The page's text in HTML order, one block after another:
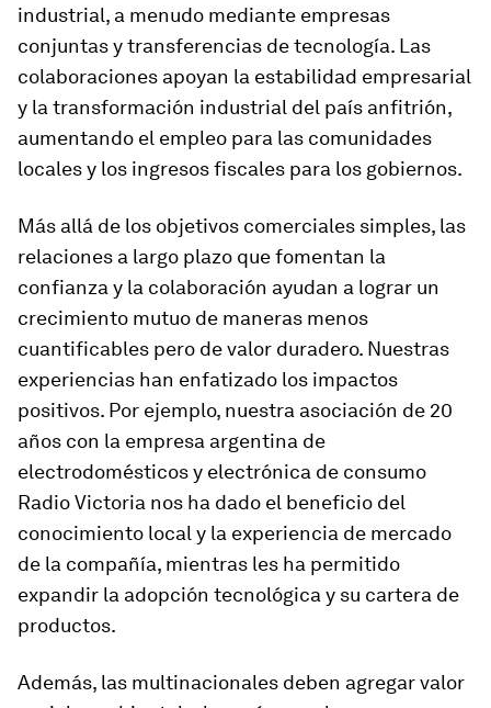
industrial, a menudo mediante empresas
conjuntas y transferencias de tecnología. Las
colaboraciones apoyan la estabilidad empresarial
y la transformación industrial del país anfitrión,
aumentando el empleo para las comunidades
locales y los ingresos fiscales para los gobiernos.
Más allá de los objetivos comerciales simples, las
relaciones a largo plazo que fomentan la
confianza y la colaboración ayudan a lograr un
crecimiento mutuo de maneras menos
cuantificables pero de valor duradero. Nuestras
experiencias han enfatizado los impactos
positivos. Por ejemplo, nuestra asociación de 20
años con la empresa argentina de
electrodomésticos y electrónica de consumo
Radio Victoria nos ha dado el beneficio del
conocimiento local y la experiencia de mercado
de la compañía, mientras les ha permitido
expandir la adopción tecnológica y su cartera de
productos.
Además, las multinacionales deben agregar valor